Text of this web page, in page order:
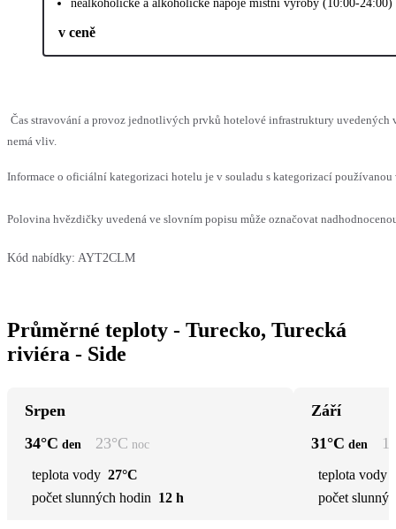
nealkoholické a alkoholické nápoje místní výroby (10:00-24:00)
v ceně
Čas stravování a provoz jednotlivých prvků hotelové infrastruktury uvedených
nemá vliv.
Informace o oficiální kategorizaci hotelu je v souladu s kategorizací
Polovina hvězdičky uvedená ve slovním popisu může označovat
Kód nabídky: AYT2CLM
Průměrné teploty - Turecko, Turecká
riviéra - Side
Srpen
34°C den 23°C noc
teplota vody 27°C
počet slunných hodin 12 h
Září
31°C den
teplota vody
počet